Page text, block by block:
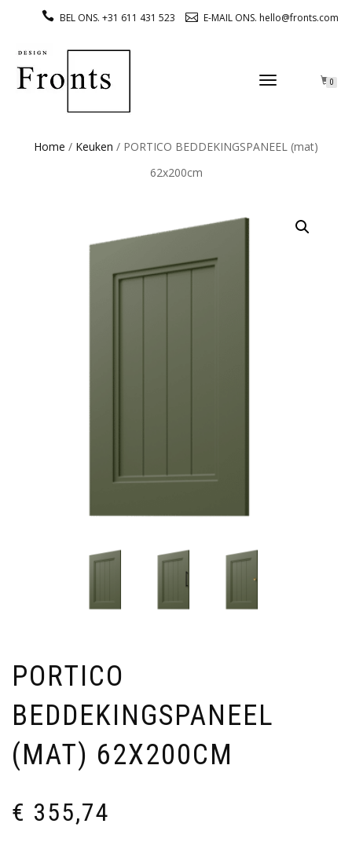
BEL ONS. +31 611 431 523 E-MAIL ONS. hello@fronts.com
TOGGLE
0
Home / Keuken / PORTICO BEDDEKINGSPANEEL (mat)
62x200cm
PORTICO
BEDDEKINGSPANEEL
(MAT) 62X200CM
€ 355,74